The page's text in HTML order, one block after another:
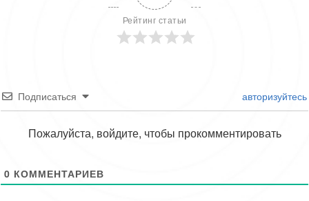
Рейтинг статьи
Подписаться авторизуйтесь
Пожалуйста, войдите, чтобы прокомментировать
0 КОММЕНТАРИЕВ